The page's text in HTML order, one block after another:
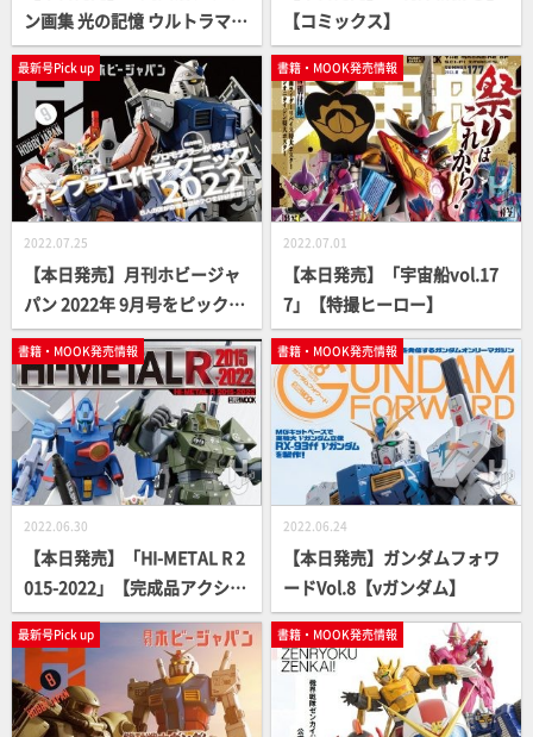
ン画集 光の記憶 ウルトラマン
ティガ・ダイナ・ガイア編」
【特撮ヒーロー】
【コミックス】
最新号Pick up
2022.07.25
【本日発売】月刊ホビージャ
パン 2022年 9月号をピックア
ップ！
書籍・MOOK発売情報
2022.07.01
【本日発売】「宇宙船vol.17
7」【特撮ヒーロー】
書籍・MOOK発売情報
2022.06.30
【本日発売】「HI-METAL R 2
015-2022」【完成品アクショ
ンフィギュア】
書籍・MOOK発売情報
2022.06.24
【本日発売】ガンダムフォワ
ードVol.8【νガンダム】
最新号Pick up 書籍・MOOK発売情報